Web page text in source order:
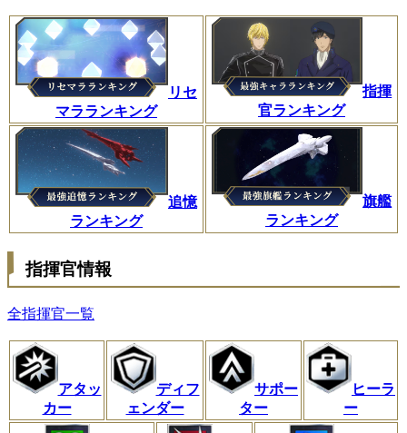
リセ
マラランキング
指揮
官ランキング
追憶
ランキング
旗艦
ランキング
指揮官情報
全指揮官一覧
アタッ
カー
ディフ
ェンダー
サポー
ター
ヒーラ
ー